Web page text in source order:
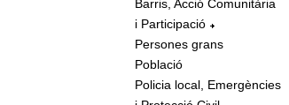
Barris, Acció Comunitària
i Participació
Persones grans
Població
Policia local, Emergències